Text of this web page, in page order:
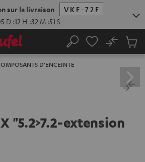
sur la livraison
VKF-72F
D :12 H :32 M :50 S
Rechercher
No
panier
D’ENCEINTE
"5.2>7.2-extension